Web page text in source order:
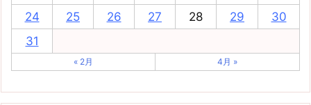
24
25 26 27 28 29
30
31
« 2月 4月 »